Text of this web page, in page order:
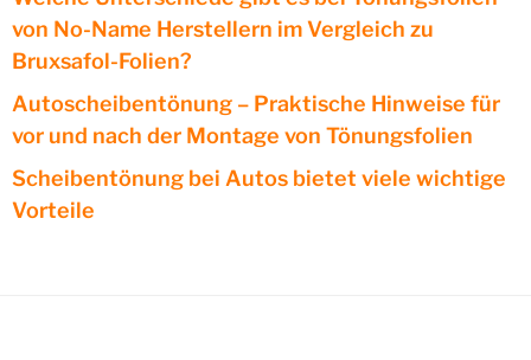
von No-Name Herstellern im Vergleich zu
Bruxsafol-Folien?
Autoscheibentönung – Praktische Hinweise für
vor und nach der Montage von Tönungsfolien
Scheibentönung bei Autos bietet viele wichtige
Vorteile